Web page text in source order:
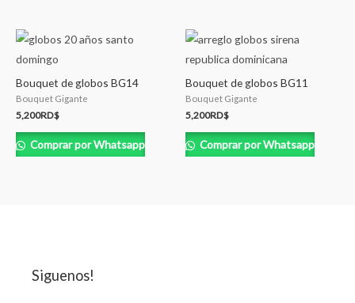
Bouquet de globos BG14
Bouquet Gigante
5,200RD$
Comprar por Whatsapp
Bouquet de globos BG11
Bouquet Gigante
5,200RD$
Comprar por Whatsapp
Siguenos!